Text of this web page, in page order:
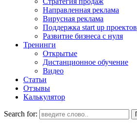
Направленная реклама
Вирусная реклама
Поддержка start up проектов
Развитие бизнеса с нуля
Тренинги
Открытые
Дистанционное обучение
Видео
Статьи
Отзывы
Калькулятор
Search for: